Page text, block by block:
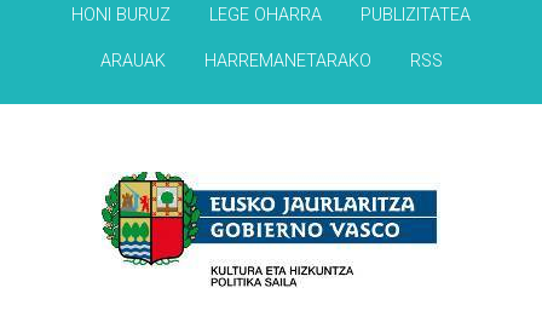
HONI BURUZ LEGE OHARRA PUBLIZITATEA
ARAUAK HARREMANETARAKO RSS